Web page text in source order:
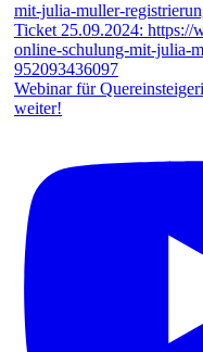
Webinar für
weiter!